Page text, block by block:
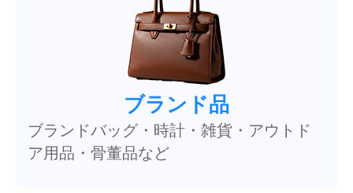
ブランド品
ブランドバッグ・時計・雑貨・アウトド
ア用品・骨董品など